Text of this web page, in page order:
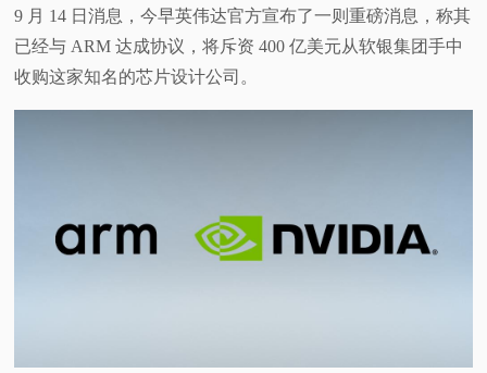
页
快
9 月 14 日消息，今早英伟达官方宣布了一则重磅消息，称其
已经与 ARM 达成协议，将斥资 400 亿美元从软银集团手中
收购这家知名的芯片设计公司。